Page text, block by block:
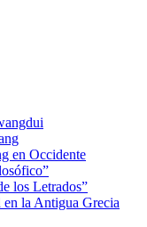
en Occidente
los Letrados”
la Antigua Grecia